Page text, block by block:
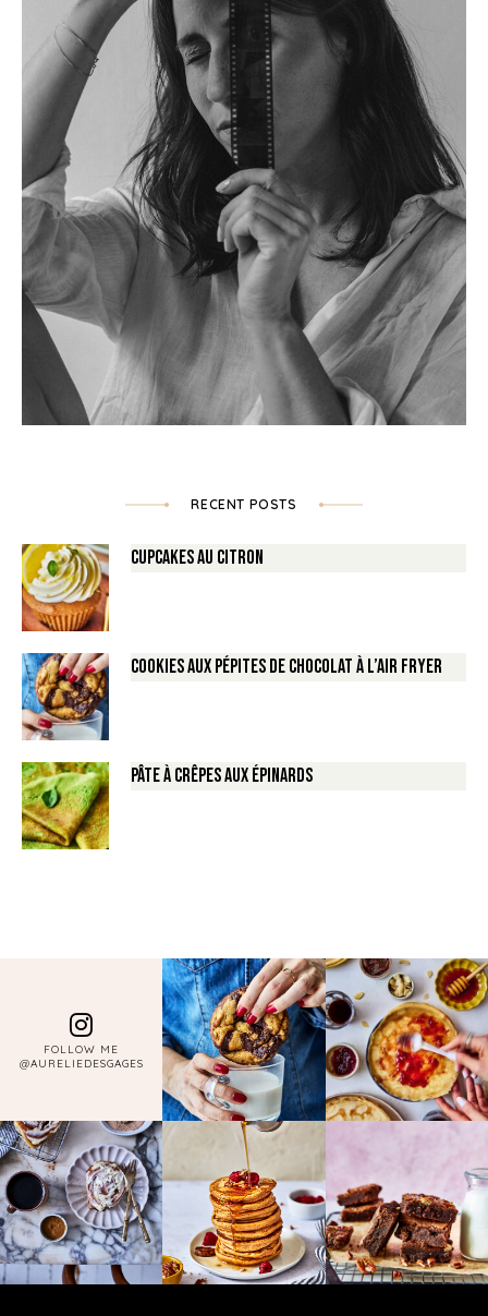
RECENT POSTS
Cupcakes au Citron
Cookies aux pépites de Chocolat à l’air fryer
Pâte à crêpes aux épinards
FOLLOW ME
@AURELIEDESGAGES